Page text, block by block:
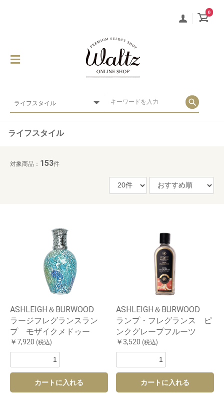
0
ライフスタイル
対象商品： 153件
ASHLEIGH＆BURWOOD
ラージフレグランスラン
プ モザイクメドゥー
￥7,920 (税込)
カートに入れる
ASHLEIGH＆BURWOOD
ランプ・フレグランス ピ
ンクグレープフルーツ
￥3,520 (税込)
カートに入れる